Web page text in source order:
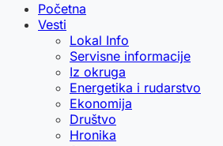
Početna
Vesti
Lokal Info
Servisne informacije
Iz okruga
Energetika i rudarstvo
Ekonomija
Društvo
Hronika